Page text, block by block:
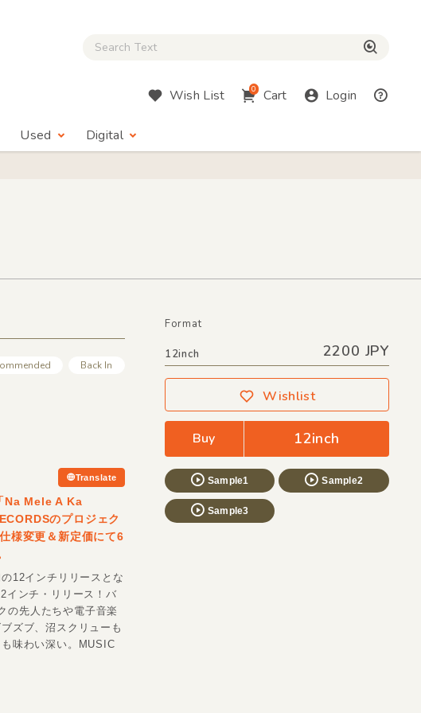
Close Search box
Wish List 0 Cart Login
Used Digital
Back In
Translate
Format
12inch 2200 JPY
Wishlist
Buy 12inch
Sample1 Sample2
Sample3
Na Mele A Ka
のプロジェク
様変更＆新定価にて6
12インチリリースとな
インチ・リリース！バ
の先人たちや電子音楽
ズブ、沼スクリューも
味わい深い。MUSIC